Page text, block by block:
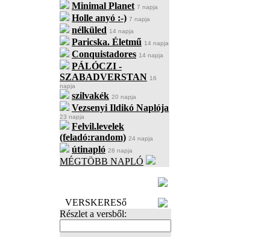
Minimal Planet 7 napja
Holle anyó :-) 7 napja
nélküled 14 napja
Paricska. Életmű 14 napja
Conquistadores 14 napja
PÁLÓCZI -
SZABADVERSTAN 16
napja
szilvakék 20 napja
Vezsenyi Ildikó Naplója
23 napja
Felvil.levelek
(feladó:random) 24 napja
útinapló 28 napja
MÉGTÖBB NAPLÓ
VERSKERESő
Részlet a versből: